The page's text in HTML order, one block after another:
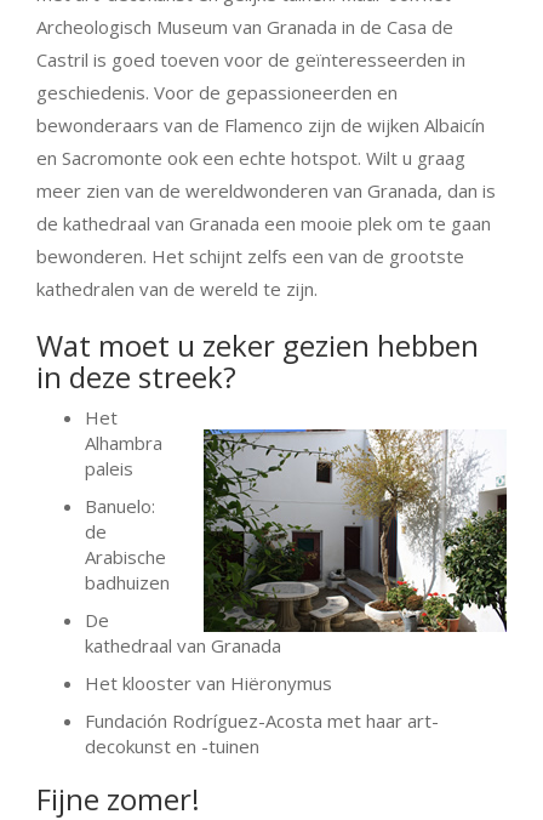
Archeologisch Museum van Granada in de Casa de
Castril is goed toeven voor de geïnteresseerden in
geschiedenis. Voor de gepassioneerden en
bewonderaars van de Flamenco zijn de wijken Albaicín
en Sacromonte ook een echte hotspot. Wilt u graag
meer zien van de wereldwonderen van Granada, dan is
de kathedraal van Granada een mooie plek om te gaan
bewonderen. Het schijnt zelfs een van de grootste
kathedralen van de wereld te zijn.
Wat moet u zeker gezien hebben
in deze streek?
Het
Alhambra
paleis
Banuelo:
de
Arabische
badhuizen
De
kathedraal van Granada
Het klooster van Hiëronymus
Fundación Rodríguez-Acosta met haar art-
decokunst en -tuinen
Fijne zomer!